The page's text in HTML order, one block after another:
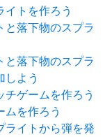
トを作ろう
と落下物のスプラ
と落下物のスプラ
しよう
ゲームを作ろう
ムを作ろう
ライトから弾を発